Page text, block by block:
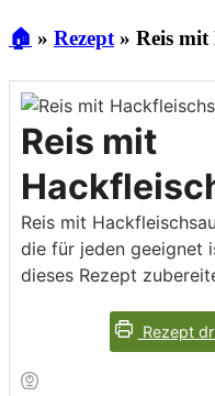
🏠 » Rezept » Reis mit
Reis mit
Reis mit
die für jeden geeignet
dieses Rezept
Rezept